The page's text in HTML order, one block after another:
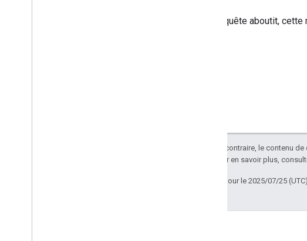
Si la requête aboutit,
Sauf indication contraire, le contenu
. Pour en savoir plus,
Dernière mise à jour le 2025/07/25 (UTC).